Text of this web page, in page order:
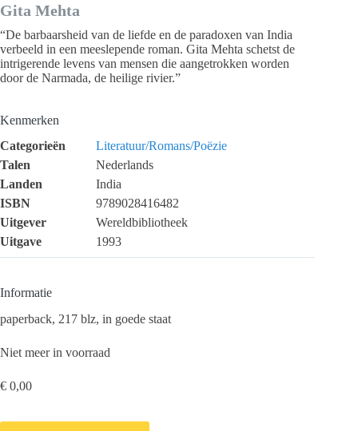
Gita Mehta
“De barbaarsheid van de liefde en de paradoxen van India
verbeeld in een meeslepende roman. Gita Mehta schetst de
intrigerende levens van mensen die aangetrokken worden
door de Narmada, de heilige rivier.”
Kenmerken
Categorieën
Literatuur/Romans/Poëzie
Talen
Nederlands
Landen
India
ISBN
9789028416482
Uitgever
Wereldbibliotheek
Uitgave
1993
Informatie
paperback, 217 blz, in goede staat
Niet meer in voorraad
€ 0,00